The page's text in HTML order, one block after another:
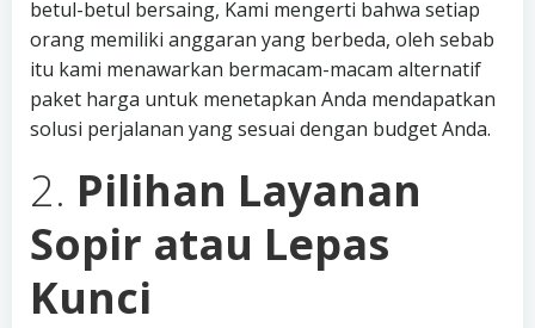
betul-betul bersaing, Kami mengerti bahwa setiap
orang memiliki anggaran yang berbeda, oleh sebab
itu kami menawarkan bermacam-macam alternatif
paket harga untuk menetapkan Anda mendapatkan
solusi perjalanan yang sesuai dengan budget Anda.
2. Pilihan Layanan
Sopir atau Lepas
Kunci